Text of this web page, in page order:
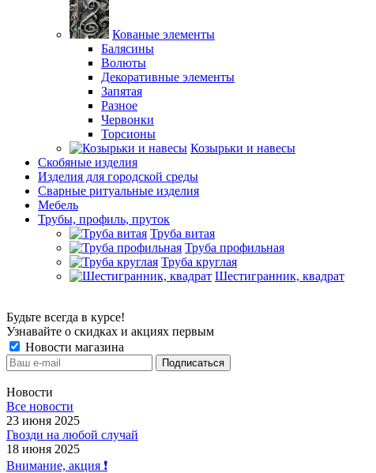
Кованые элементы
Балясины
Волюты
Декоративные элементы
Запятая
Разное
Червонки
Торсионы
Козырьки и навесы
Скобяные изделия
Изделия для городской среды
Сварные ритуальные изделия
Мебель
Трубы, профиль, пруток
Труба витая
Труба профильная
Труба круглая
Шестигранник, квадрат
Будьте всегда в курсе!
Узнавайте о скидках и акциях первым
Новости магазина
Новости
Все новости
23 июня 2025
Гвозди на любой случай
18 июня 2025
Внимание, акция ❗️